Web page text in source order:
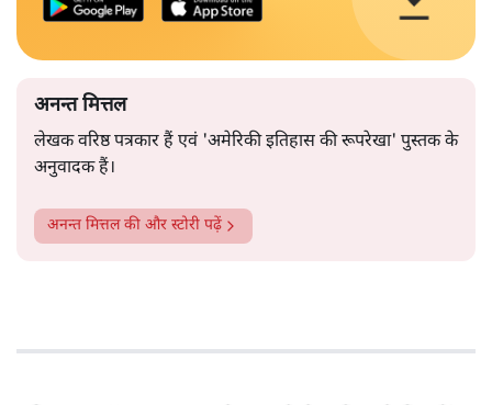
अनन्त मित्तल
लेखक वरिष्ठ पत्रकार हैं एवं 'अमेरिकी इतिहास की रूपरेखा' पुस्तक के
अनुवादक हैं।
अनन्त मित्तलकी और स्टोरी पढ़ें